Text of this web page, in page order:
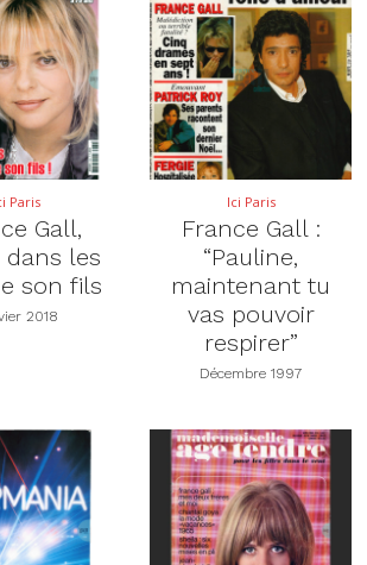
Paris
Gall,
les
son fils
2018
Ici Paris
France Gall :
“Pauline,
maintenant tu
vas pouvoir
respirer”
Décembre 1997